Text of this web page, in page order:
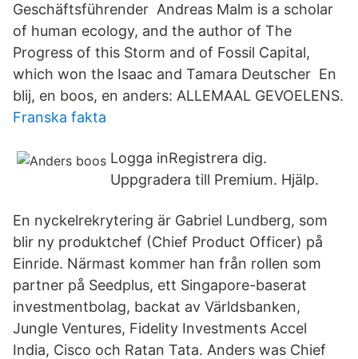
Geschäftsführender Andreas Malm is a scholar
of human ecology, and the author of The
Progress of this Storm and of Fossil Capital,
which won the Isaac and Tamara Deutscher En
blij, en boos, en anders: ALLEMAAL GEVOELENS.
Franska fakta
Logga in​Registrera dig.
Uppgradera till Premium. Hjälp.
En nyckelrekrytering är Gabriel Lundberg, som
blir ny produktchef (Chief Product Officer) på
Einride. Närmast kommer han från rollen som
partner på Seedplus, ett Singapore-baserat
investmentbolag, backat av Världsbanken,
Jungle Ventures, Fidelity Investments Accel
India, Cisco och Ratan Tata. Anders was Chief